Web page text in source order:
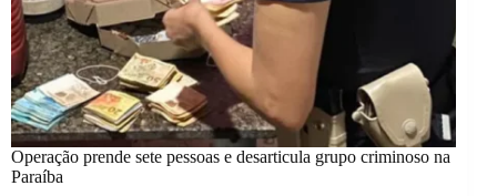
Operação prende sete pessoas e desarticula grupo criminoso na
Paraíba